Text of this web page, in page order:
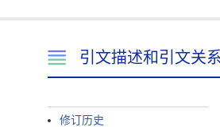
引文描述和引文关
修订历史